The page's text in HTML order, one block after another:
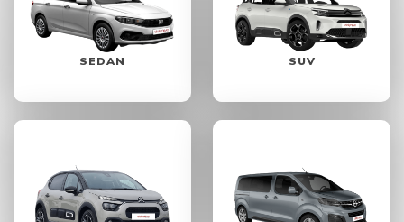
SEDAN SUV